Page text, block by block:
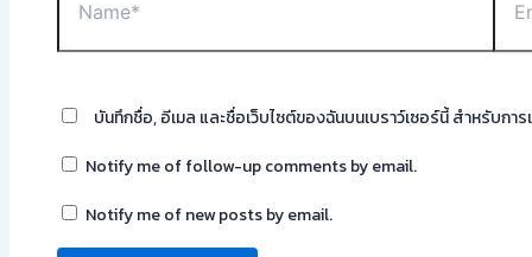
บันทึกชื่อ, อีเมล และชื่อเว็บไซต์ของฉันบนเบราว์เซอร์นี้ สำหรับกา
Notify me of follow-up comments by email.
Notify me of new posts by email.